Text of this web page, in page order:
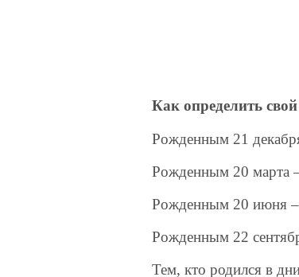
Как определить
Рожденным 21
Рожденным 20
Рожденным 20 июня
Рожденным 22
Тем, кто родился в